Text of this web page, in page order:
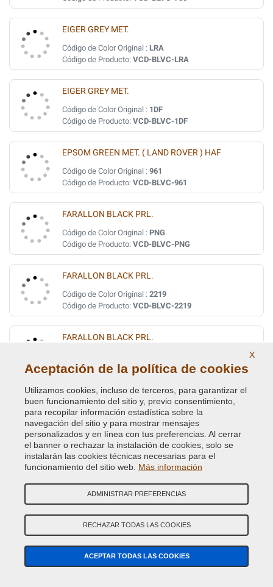
EIGER GREY MET.
Código de Color Original : LRA
Código de Producto: VCD-BLVC-LRA
EIGER GREY MET.
Código de Color Original : 1DF
Código de Producto: VCD-BLVC-1DF
EPSOM GREEN MET. ( LAND ROVER ) HAF
Código de Color Original : 961
Código de Producto: VCD-BLVC-961
FARALLON BLACK PRL.
Código de Color Original : PNG
Código de Producto: VCD-BLVC-PNG
FARALLON BLACK PRL.
Código de Color Original : 2219
Código de Producto: VCD-BLVC-2219
FARALLON BLACK PRL.
Código de Producto:VCD-BLVC-1BF
FIRENZA RED PRL
Código de Color Original :1AF
Código de Producto:VCD-BLVC-1AF
FIRENZE RED MET.
Código de Producto: VCD-BLVC-868
GALWAY GREEN MET. (L.R.)
Código de Producto: VCD-BLVC-821
X
Aceptación de la política de cookies
Utilizamos cookies, incluso de terceros, para garantizar el
buen funcionamiento del sitio y, previo consentimiento,
para recopilar información estadística sobre la
navegación del sitio y para mostrar mensajes
personalizados y en línea con tus preferencias. Al cerrar
el banner o rechazar la instalación de cookies, solo se
instalarán las cookies técnicas necesarias para el
funcionamiento del sitio web. Más información
ADMINISTRAR PREFERENCIAS
RECHAZAR TODAS LAS COOKIES
ACEPTAR TODAS LAS COOKIES